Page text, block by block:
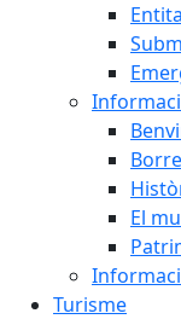
El
Turisme